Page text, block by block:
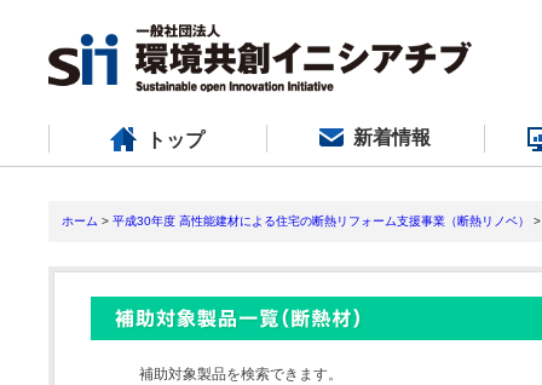
トップ 新着情報
ホーム > 平成30年度 高性能建材による住宅の断熱リフォーム支援事業（断熱リノベ）
補助対象製品を検索できます。